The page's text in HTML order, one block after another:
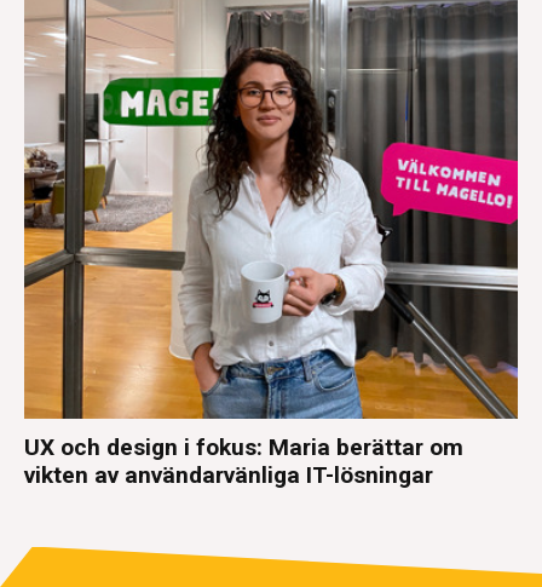
UX och design i fokus: Maria berättar om
vikten av användarvänliga IT-lösningar